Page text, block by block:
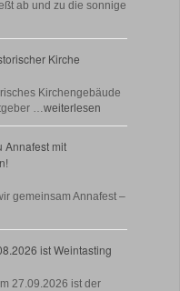
ab und zu die sonnige
Kirche
Kirchengebäude
…weiterlesen
Annafest mit
gemeinsam Annafest –
ist Weintasting
27.09.2026 ist der